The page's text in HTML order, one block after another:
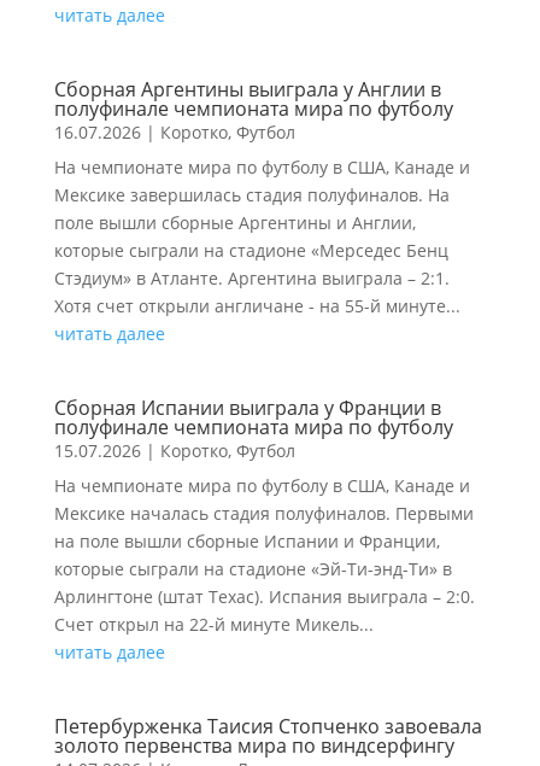
читать далее
Сборная Аргентины выиграла у Англии в
полуфинале чемпионата мира по футболу
16.07.2026| Коротко, Футбол
На чемпионате мира по футболу в США, Канаде и
Мексике завершилась стадия полуфиналов. На
поле вышли сборные Аргентины и Англии,
которые сыграли на стадионе «Мерседес Бенц
Стэдиум» в Атланте. Аргентина выиграла – 2:1.
Хотя счет открыли англичане - на 55-й минуте...
читать далее
Сборная Испании выиграла у Франции в
полуфинале чемпионата мира по футболу
15.07.2026| Коротко, Футбол
На чемпионате мира по футболу в США, Канаде и
Мексике началась стадия полуфиналов. Первыми
на поле вышли сборные Испании и Франции,
которые сыграли на стадионе «Эй-Ти-энд-Ти» в
Арлингтоне (штат Техас). Испания выиграла – 2:0.
Счет открыл на 22-й минуте Микель...
читать далее
Петербурженка Таисия Стопченко завоевала
золото первенства мира по виндсерфингу